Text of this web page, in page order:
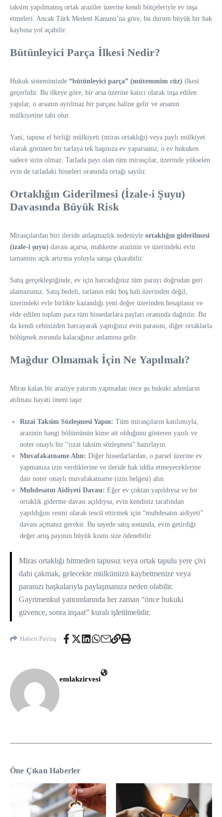
taksim yapılmamış ortak araziler üzerine kendi bütçeleriyle ev inşa
etmeleri. Ancak Türk Medeni Kanunu’na göre, bu durum büyük bir hak
kaybına yol açabilir.
Bütünleyici Parça İlkesi Nedir?
Hukuk sistemimizde “bütünleyici parça” (mütemmim cüz) ilkesi
geçerlidir. Bu ilkeye göre, bir arsa üzerine kalıcı olarak inşa edilen
yapılar, o arsanın ayrılmaz bir parçası haline gelir ve arsanın
mülkiyetine tabi olur.
Yani, tapusu el birliği mülkiyeti (miras ortaklığı) veya paylı mülkiyet
olarak görünen bir tarlaya tek başınıza ev yaparsanız, o ev hukuken
sadece sizin olmaz. Tarlada payı olan tüm mirasçılar, üzerinde yükselen
evin de tarladaki hisseleri oranında ortağı sayılır.
Ortaklığın Giderilmesi (İzale-i Şuyu)
Davasında Büyük Risk
Mirasçılardan biri ileride anlaşmazlık nedeniyle ortaklığın giderilmesi
(izale-i şuyu) davası açarsa, mahkeme arazinin ve üzerindeki evin
tamamını açık artırma yoluyla satışa çıkarabilir.
Satış gerçekleştiğinde, ev için harcadığınız tüm parayı doğrudan geri
alamazsınız. Satış bedeli, tarlanın eski boş hali üzerinden değil,
üzerindeki evle birlikte kazandığı yeni değer üzerinden hesaplanır ve
elde edilen toplam para tüm hissedarlara payları oranında dağıtılır. Bu
da kendi cebinizden harcayarak yaptığınız evin parasını, diğer ortaklarla
bölüşmek zorunda kalacağınız anlamına gelir.
Mağdur Olmamak İçin Ne Yapılmalı?
Miras kalan bir araziye yatırım yapmadan önce şu hukuki adımların
atılması hayati önem taşır:
Rızai Taksim Sözleşmesi Yapın: Tüm mirasçıların katılımıyla,
arazinin hangi bölümünün kime ait olduğunu gösteren yazılı ve
noter onaylı bir “rızai taksim sözleşmesi” hazırlayın.
Muvafakatname Alın: Diğer hissedarlardan, o parsel üzerine ev
yapmanıza izin verdiklerine ve ileride hak iddia etmeyeceklerine
dair noter onaylı muvafakatname (izin belgesi) alın.
Muhdesatın Aidiyeti Davası: Eğer ev çoktan yapıldıysa ve bir
ortaklık giderme davası açıldıysa, evin kendiniz tarafından
yapıldığını resmi olarak tescil ettirmek için “muhdesatın aidiyeti”
davası açmanız gerekir. Bu sayede satış sonunda, evin getirdiği
değer artış payının büyük kısmı size ödenebilir.
Miras ortaklığı bitmeden tapusuz veya ortak tapulu yere çivi
dahi çakmak, gelecekte mülkünüzü kaybetmenize veya
paranızı başkalarıyla paylaşmanıza neden olabilir.
Gayrimenkul yatırımlarında her zaman “önce hukuki
güvence, sonra inşaat” kuralı işletilmelidir.
Haberi Paylaş
emlakzirvesi
Öne Çıkan Haberler